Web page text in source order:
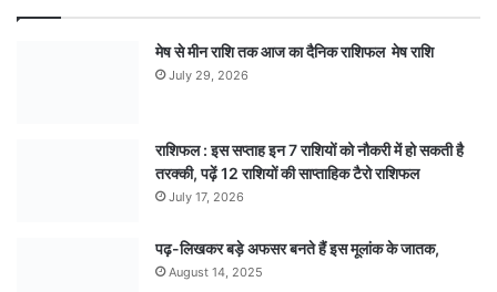
मेष से मीन राशि तक आज का दैनिक राशिफल मेष राशि
July 29, 2026
राशिफल : इस सप्ताह इन 7 राशियों को नौकरी में हो सकती है
तरक्की, पढ़ें 12 राशियों की साप्ताहिक टैरो राशिफल
July 17, 2026
पढ़-लिखकर बड़े अफसर बनते हैं इस मूलांक के जातक,
August 14, 2025